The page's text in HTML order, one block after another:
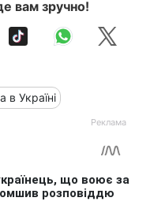
вам зручно!
в Україні